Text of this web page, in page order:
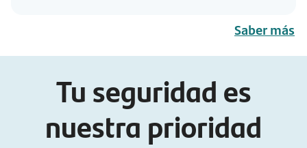
Saber más
Tu seguridad es
nuestra prioridad